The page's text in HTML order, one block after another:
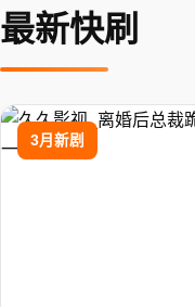
最新快刷
3月新剧